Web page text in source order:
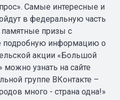
Самые интересные и
в федеральную часть
памятные призы с
подробную информацию о
акции «Большой
можно узнать на сайте
группе ВКонтакте –
много - страна одна!»